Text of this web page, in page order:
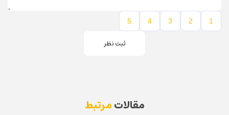
1
2
3
4
5
ثبت نظر
مقالاتمرتبط